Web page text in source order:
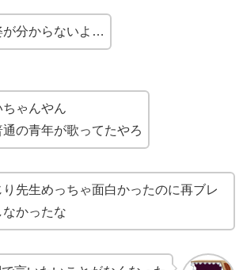
が分からないよ…
ちゃんやん
通の青年が歌ってたやろ
り先生めっちゃ面白かったのに再ブレ
なかったな